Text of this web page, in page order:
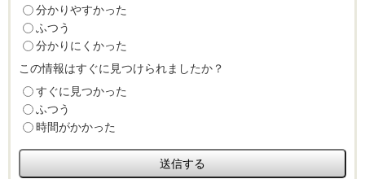
分かりやすかった
ふつう
分かりにくかった
この情報はすぐに見つけられましたか？
すぐに見つかった
ふつう
時間がかかった